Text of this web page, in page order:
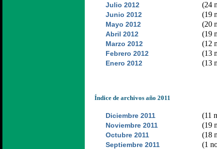
Julio 2012 (24
Junio 2012 (19
Mayo 2012 (20
Abril 2012 (19
Marzo 2012 (12
Febrero 2012 (13
Enero 2012 (13
Índice de archivos año 2011
Diciembre 2011 (11
Noviembre 2011 (19
Octubre 2011 (18
Septiembre 2011 (1